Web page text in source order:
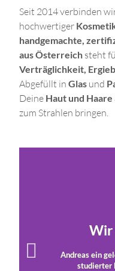
Seit 2014 verbinden
hochwertiger
handgemachte,
aus Österreich steht
Verträglichkeit,
Abgefüllt in Glas und
Deine Haut und Haare
zum Strahlen bringen.
Wir
Andreas ein
studierter